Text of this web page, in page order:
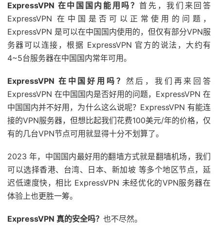
ExpressVPN 在中国国内能用吗？首先，我们来回答
ExpressVPN 在中国是否可以正常使用的问题，
ExpressVPN 是可以在中国国内使用的，但仅有部分VPN服
务器可以连接，根据 ExpressVPN 官方的说法，大约有
4~5台服务器在中国国内常年可用。
ExpressVPN 在中国好用吗？ 然后，我们再来回答
ExpressVPN 在中国国内是否好用的问题，ExpressVPN 在
中国国内并不好用，为什么这么说呢？ExpressVPN 有能连
接的VPN服务器，但想比起我们花费100美元/年的价格，仅
有的几台VPN节点可用就显得十分不划算了。
2023 年，中国国内最好用的翻墙方式就是翻墙机场，我们
可以选择香港、台湾、日本、新加坡 等多个地区节点，延
迟低速度快，相比 ExpressVPN 未经优化的VPN服务器在
体验上也更胜一筹。
ExpressVPN 真的安全吗？ 也不尽然。